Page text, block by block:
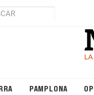
PAMPLONA